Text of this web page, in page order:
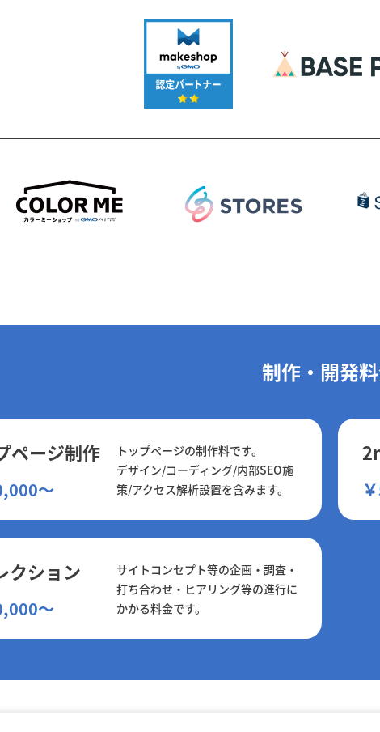
制作・開発
ページ制作
～
トップページの制作料です。
デザイン/コーディング/内部SEO施
策/アクセス解析設置を含みます。
クション
～
サイトコンセプト等の企画・調査・
打ち合わせ・ヒアリング等の進行に
かかる料金です。